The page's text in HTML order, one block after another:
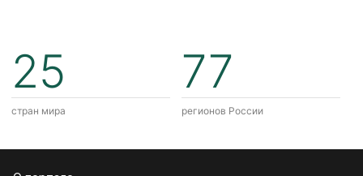
25
стран мира
77
регионов России